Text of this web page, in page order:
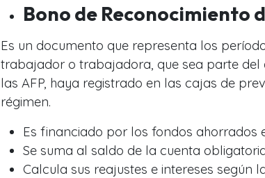
Bono de Reconocimiento
Es un documento que representa los
trabajador o trabajadora, que sea parte del
las AFP, haya registrado en las cajas de
régimen.
Es financiado por los fondos ahorrados
Se suma al saldo de la cuenta
Calcula sus reajustes e intereses según